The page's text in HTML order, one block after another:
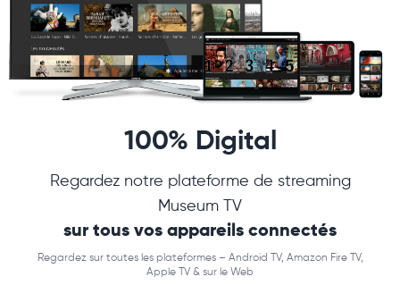
100% Digital
Regardez notre plateforme de streaming
Museum TV
sur tous vos appareils connectés
Regardez sur toutes les plateformes – Android TV, Amazon Fire TV,
Apple TV & sur le Web